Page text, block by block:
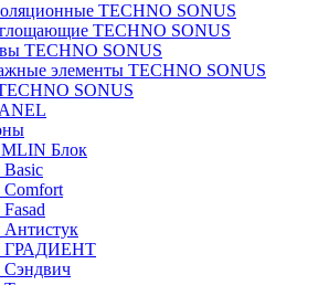
TECHNO SONUS
TECHNO SONUS
TECHNO SONUS
элементы TECHNO SONUS
SONUS
Блок
Basic
Comfort
Антистук
ГРАДИЕНТ
Сэндвич